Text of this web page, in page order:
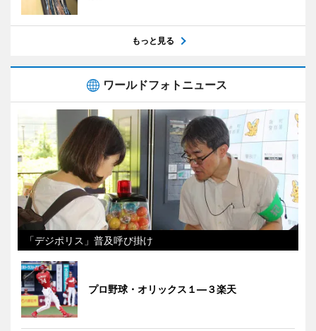
もっと見る
ワールドフォトニュース
「デジポリス」普及呼び掛け
プロ野球・オリックス１―３楽天